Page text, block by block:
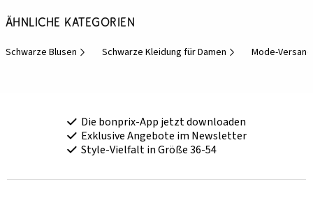
Ähnliche Kategorien
Schwarze Blusen Schwarze Kleidung für Damen Mode-
Die bonprix-App jetzt downloaden
Exklusive Angebote im Newsletter
Style-Vielfalt in Größe 36-54